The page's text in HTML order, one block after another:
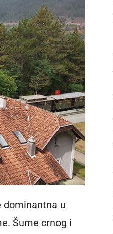
dominantna u
Šume crnog i